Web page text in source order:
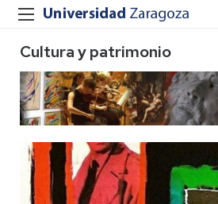
Cultura y patrimonio